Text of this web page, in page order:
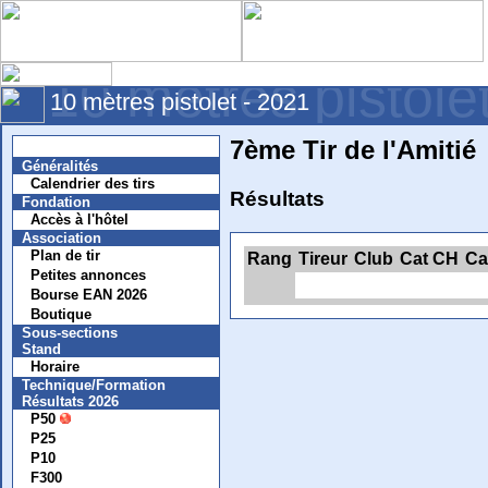
10 mètres
10 mètres pistolet - 2021
Généralités
Calendrier des tirs
Fondation
Accès à l'hôtel
Association
Plan de tir
Petites annonces
Bourse EAN 2026
Boutique
Sous-sections
Stand
Horaire
Technique/Formation
Résultats 2026
P50
P25
P10
F300
7ème Tir de l'Amitié
Résultats
Rang Tireur Club Cat CH